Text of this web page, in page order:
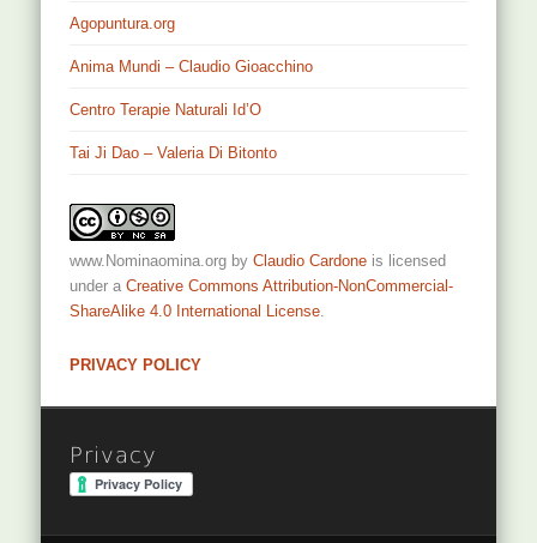
Agopuntura.org
Anima Mundi – Claudio Gioacchino
Centro Terapie Naturali Id’O
Tai Ji Dao – Valeria Di Bitonto
www.Nominaomina.org byClaudio Cardone is licensed
under aCreative Commons Attribution-NonCommercial-
ShareAlike 4.0 International License.
PRIVACY POLICY
Privacy